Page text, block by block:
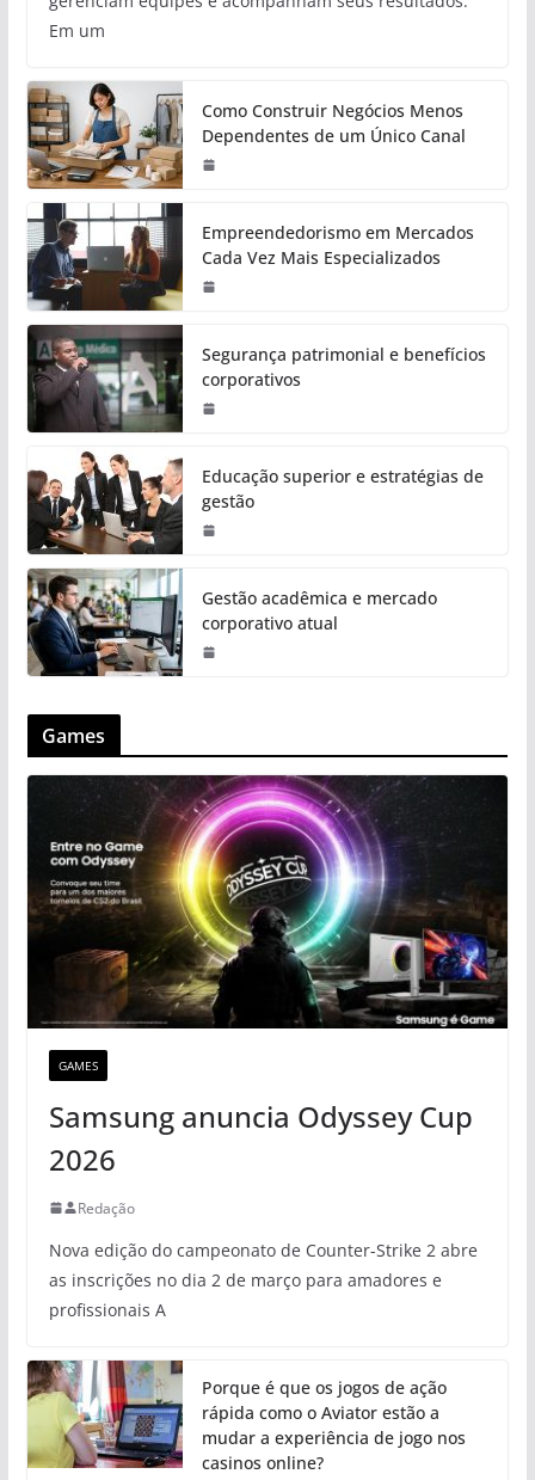
Em um
Como Construir Negócios Menos
Dependentes de um Único Canal
Empreendedorismo em Mercados
Cada Vez Mais Especializados
Segurança patrimonial e benefícios
corporativos
Educação superior e estratégias de
gestão
Gestão acadêmica e mercado
corporativo atual
Games
GAMES
Samsung anuncia Odyssey Cup
2026
Redação
Nova edição do campeonato de Counter-Strike 2 abre
as inscrições no dia 2 de março para amadores e
profissionais A
Porque é que os jogos de ação
rápida como o Aviator estão a
mudar a experiência de jogo nos
casinos online?